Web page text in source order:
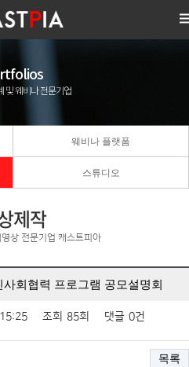
및 웨비나 전문기업
웨비나 플랫폼
스튜디오
제작
상 전문기업 캐스트피아
회협력 프로그램 공모설명회
조회 85회 댓글 0건
목록